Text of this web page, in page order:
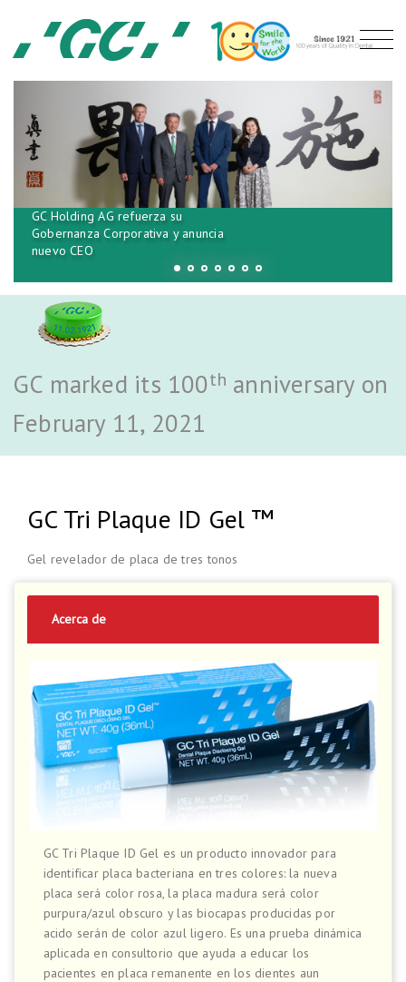
GC Holding AG refuerza su
Gobernanza Corporativa y anuncia
nuevo CEO
GC marked its 100th anniversary on
February 11, 2021
GC Tri Plaque ID Gel ™
Gel revelador de placa de tres tonos
Acerca de
GC Tri Plaque ID Gel es un producto innovador para
identificar placa bacteriana en tres colores: la nueva
placa será color rosa, la placa madura será color
purpura/azul obscuro y las biocapas producidas por
acido serán de color azul ligero. Es una prueba dinámica
aplicada en consultorio que ayuda a educar los
pacientes en placa remanente en los dientes aun